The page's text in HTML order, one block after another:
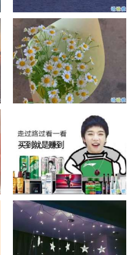
晚安励志语录带图片 晚安心语
励志鸡汤
晒风景照的唯美说说配图 适合
发风景的朋友圈文案
抖音摆地摊文案 摆地摊的搞笑
说说带图片